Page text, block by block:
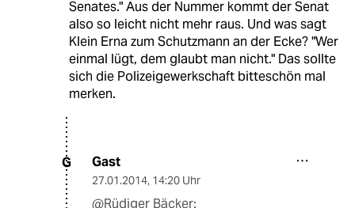
Senates." Aus der Nummer kommt der Senat
also so leicht nicht mehr raus. Und was sagt
Klein Erna zum Schutzmann an der Ecke? "Wer
einmal lügt, dem glaubt man nicht." Das sollte
sich die Polizeigewerkschaft bitteschön mal
merken.
G Gast
27.01.2014, 14:20 Uhr
@Rüdiger Bäcker: